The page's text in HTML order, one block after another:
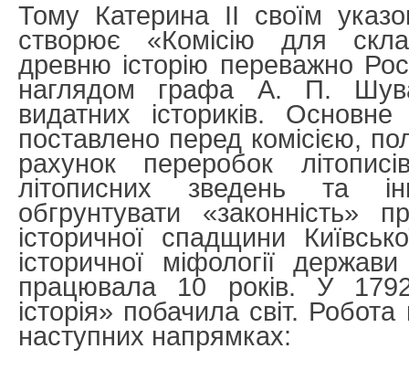
Тому Катерина II своїм
створює «Комісію для
древню історію переважно
наглядом графа А. П.
видатних істориків.
поставлено перед комісією,
рахунок переробок
літописних зведень та
обгрунтувати «законність»
історичної спадщини
історичної міфології
працювала 10 років. У
історія» побачила світ.
наступних напрямках: